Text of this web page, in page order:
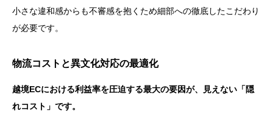
小さな違和感からも不審感を抱くため細部への徹底したこだわり
が必要です。
物流コストと異文化対応の最適化
越境ECにおける利益率を圧迫する最大の要因が、見えない「隠
れコスト」です。